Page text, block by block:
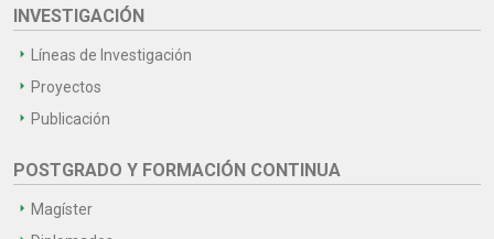
INVESTIGACIÓN
Líneas de Investigación
Proyectos
Publicación
POSTGRADO Y FORMACIÓN CONTINUA
Magíster